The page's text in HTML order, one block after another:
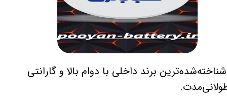
برند داخلی با دوام بالا و گارانتی